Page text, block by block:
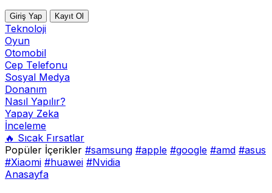
Giriş Yap Kayıt Ol
Teknoloji
Oyun
Otomobil
Cep Telefonu
Sosyal Medya
Donanım
Nasıl Yapılır?
Yapay Zeka
İnceleme
🔥 Sıcak Fırsatlar
Popüler İçerikler #samsung #apple #google #amd #asus
#Xiaomi #huawei #Nvidia
Anasayfa